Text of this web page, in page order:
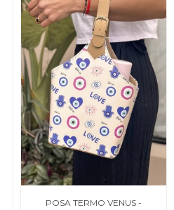
POSA TERMO VENUS -